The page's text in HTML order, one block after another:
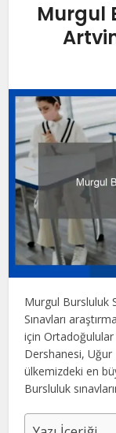
Murgul
Murgul Bursluluk
Sınavları
için Ortadoğulular
Dershanesi,
ülkemizdeki en
Bursluluk